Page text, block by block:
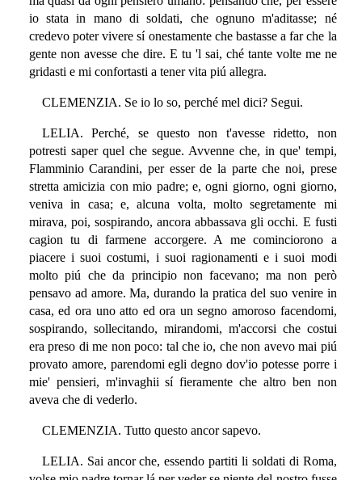
io stata in mano di soldati, che ognuno m'aditasse; né
credevo poter vivere sí onestamente che bastasse a far che la
gente non avesse che dire. E tu 'l sai, ché tante volte me ne
gridasti e mi confortasti a tener vita piú allegra.
CLEMENZIA. Se io lo so, perché mel dici? Segui.
LELIA. Perché, se questo non t'avesse ridetto, non
potresti saper quel che segue. Avvenne che, in que' tempi,
Flamminio Carandini, per esser de la parte che noi, prese
stretta amicizia con mio padre; e, ogni giorno, ogni giorno,
veniva in casa; e, alcuna volta, molto segretamente mi
mirava, poi, sospirando, ancora abbassava gli occhi. E fusti
cagion tu di farmene accorgere. A me cominciorono a
piacere i suoi costumi, i suoi ragionamenti e i suoi modi
molto piú che da principio non facevano; ma non però
pensavo ad amore. Ma, durando la pratica del suo venire in
casa, ed ora uno atto ed ora un segno amoroso facendomi,
sospirando, sollecitando, mirandomi, m'accorsi che costui
era preso di me non poco: tal che io, che non avevo mai piú
provato amore, parendomi egli degno dov'io potesse porre i
mie' pensieri, m'invaghii sí fieramente che altro ben non
aveva che di vederlo.
CLEMENZIA. Tutto questo ancor sapevo.
LELIA. Sai ancor che, essendo partiti li soldati di Roma,